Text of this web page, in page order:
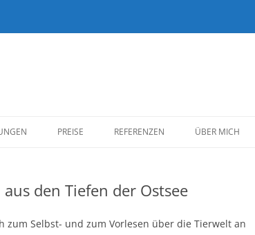
Inhalt
PREISE REFERENZEN
BELLETRISTIK
SACHBUCH
ÜBER MICH
den Tiefen der Ostsee
zum Selbst- und zum Vorlesen über die Tierwelt an